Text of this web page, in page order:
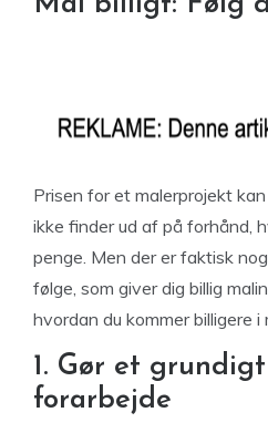
Prisen for et malerprojekt
ikke finder ud af på forhånd,
penge. Men der er faktisk
følge, som giver dig billig
hvordan du kommer billigere
1. Gør et
forarbejde